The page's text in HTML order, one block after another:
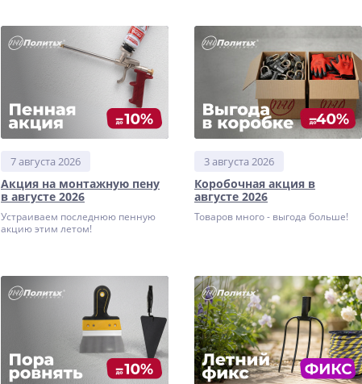
7 августа 2026
Акция на монтажную пену
в августе 2026
Устраиваем последнюю пенную
акцию этим летом!
3 августа 2026
Коробочная акция в
августе 2026
Товаров много - выгода больше!